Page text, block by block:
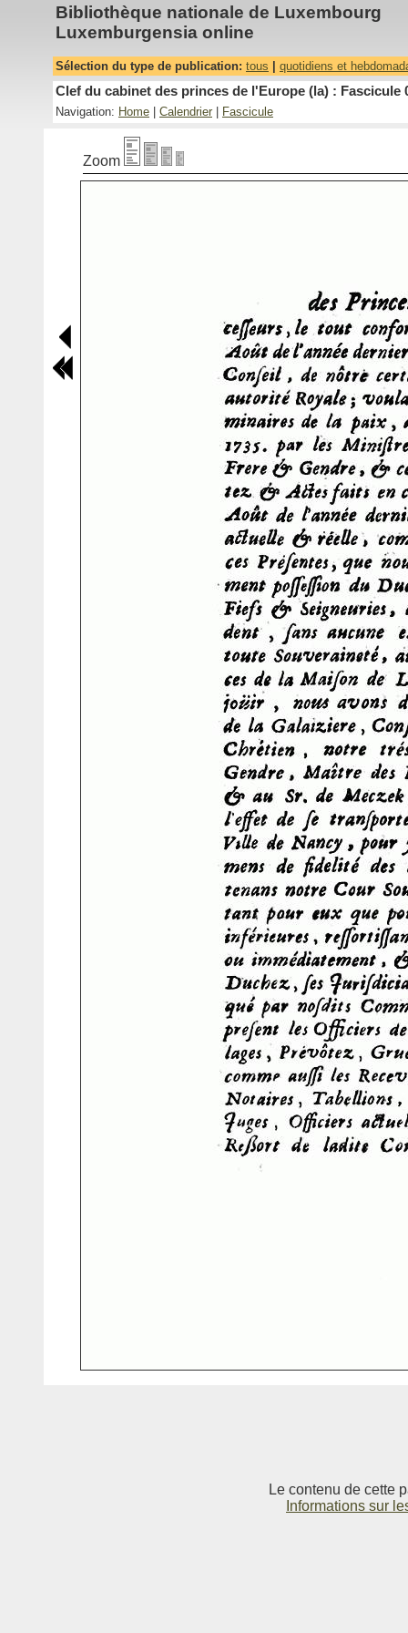
Bibliothèque nationale de Luxembourg
Luxemburgensia online
Sélection du type de publication: tous quotidiens et
Clef du cabinet des princes de l'Europe (la) : Fascicule
Navigation: Home Calendrier Fascicule
Zoom
Le contenu de cette
Informations sur